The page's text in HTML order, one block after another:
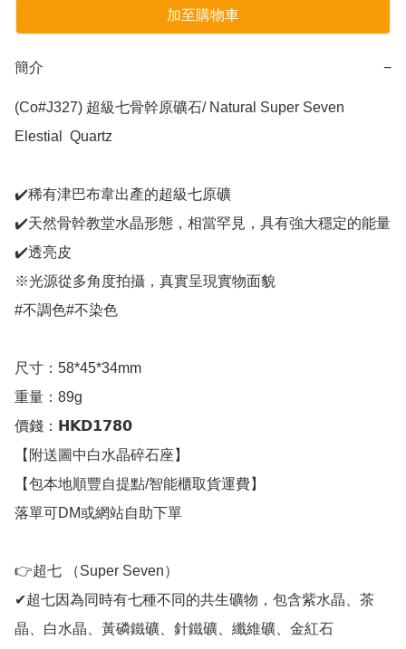
加至購物車
簡介 −
(Co#J327) 超級七骨幹原礦石/ Natural Super Seven
Elestial  Quartz
✔️稀有津巴布韋出產的超級七原礦
✔️天然骨幹教堂水晶形態，相當罕見，具有強大穩定的能量
✔️透亮皮
※光源從多角度拍攝，真實呈現實物面貌
#不調色#不染色
尺寸：58*45*34mm
重量：89g
價錢：𝗛𝗞𝗗𝟭𝟳𝟴𝟬
【附送圖中白水晶碎石座】
【包本地順豐自提點/智能櫃取貨運費】
落單可DM或網站自助下單
👉超七 （Super Seven）
✔超七因為同時有七種不同的共生礦物，包含紫水晶、茶
晶、白水晶、黃磷鐵礦、針鐵礦、纖維礦、金紅石